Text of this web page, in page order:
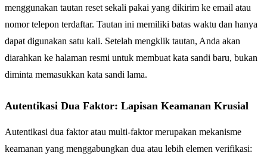
menggunakan tautan reset sekali pakai yang dikirim ke email atau
nomor telepon terdaftar. Tautan ini memiliki batas waktu dan hanya
dapat digunakan satu kali. Setelah mengklik tautan, Anda akan
diarahkan ke halaman resmi untuk membuat kata sandi baru, bukan
diminta memasukkan kata sandi lama.
Autentikasi Dua Faktor: Lapisan Keamanan Krusial
Autentikasi dua faktor atau multi-faktor merupakan mekanisme
keamanan yang menggabungkan dua atau lebih elemen verifikasi: